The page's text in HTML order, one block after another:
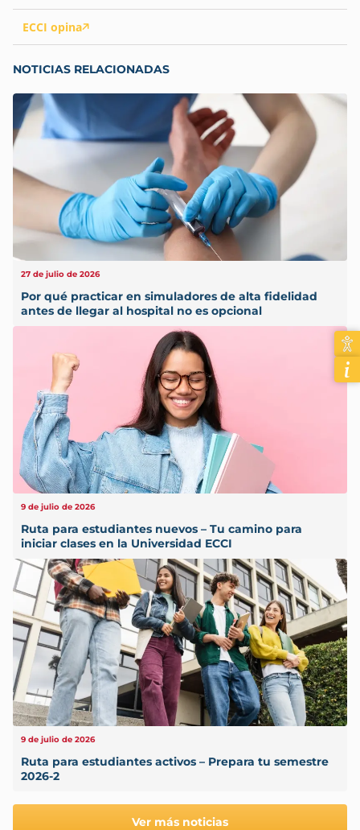
ECCI opina
NOTICIAS RELACIONADAS
27 de julio de 2026
Por qué practicar en simuladores de alta fidelidad
antes de llegar al hospital no es opcional
9 de julio de 2026
Ruta para estudiantes nuevos – Tu camino para
iniciar clases en la Universidad ECCI
9 de julio de 2026
Ruta para estudiantes activos – Prepara tu semestre
2026-2
Ver más noticias